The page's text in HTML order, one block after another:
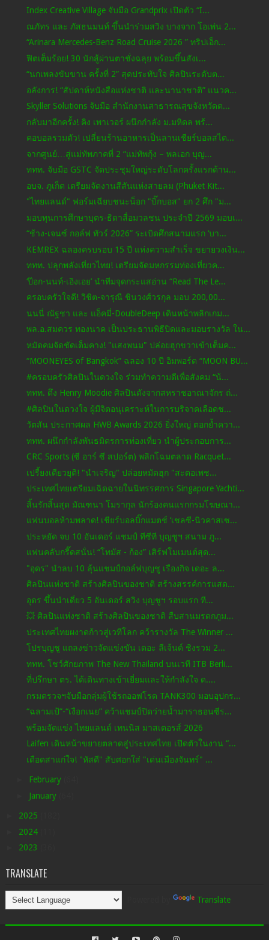
Index Creative Village จับมือ Grandprix เปิดตัว “I...
ณภัทร และ ภัสธนมนท์ ขึ้นนำร่วมสวิง บางจาก โอเพ่น 2...
“Arinara Mercedes-Benz Road Cruise 2026 ” ทริปเอ็ก...
ฟิตเต็มร้อย! 30 นักสู้ผ่านตาชั่งฉลุย พร้อมขึ้นสังเ...
“นกเพลงขับขาน ครั้งที่ 2” สุดประทับใจ ศิลปินระดับต...
อลังการ! “สัปดาห์หนังสือแห่งชาติ และนานาชาติ” แนวค...
Skyller Solutions จับมือ สำนักงานสาธารณสุขจังหวัดต...
กลับมาอีกครั้ง! คิง เพาเวอร์ ผนึกกำลัง ม.มหิดล พร้...
คอบอลรวมตัว! เปลี่ยนร้านอาหารเป็นลานเชียร์บอลสไต...
จากศูนย์…สู่แม่ทัพภาคที่ 2 “แม่ทัพกุ้ง – พลเอก บุญ...
ททท. จับมือ GSTC จัดประชุมใหญ่ระดับโลกครั้งแรกด้าน...
อบจ. ภูเก็ต เตรียมจัดงานสีสันแห่งสายลม (Phuket Kit...
"ไทยแลนด์" ฟอร์มเฉียบชนะน็อก "บิ๊กบอส" ยก 2 ศึก "ม...
มอบทุนการศึกษาบุตร-ธิดาสื่อมวลชน ประจำปี 2569 มอบเ...
“ช้าง-เจนซ์ กอล์ฟ ทัวร์ 2026” ระเบิดศึกสนามแรก ‘บา...
KEMREX ฉลองครบรอบ 15 ปี แห่งความสำเร็จ ขยายวงเงิน...
ททท. ปลุกพลังเที่ยวไทย! เตรียมจัดมหกรรมท่องเที่ยวค...
‘ป๊อก-นนท์-เอิงเอย’ นำทีมจุดกระแสอ่าน “Read The Le...
ครอบครัวใจดี! วิชิต-จารุณี ชินวงศ์วรกุล มอบ 200,00...
นนนี่ ณัฐชา และ แอ็คมี่-DoubleDeep เดินหน้าพลิกเกม...
พล.อ.สมควร ทองนาค เป็นประธานพิธีปิดและมอบรางวัล ใน...
หมัดคมจัดชัดเต็มคาง! "แสงพนม" ปล่อยฮุกขวาเข้าเต็มค...
“MOONEYES of Bangkok” ฉลอง 10 ปี อิมพอร์ต “MOON BU...
#ครอบครัวศิลปินในดวงใจ ร่วมทำความดีเพื่อสังคม “น้...
ททท. ดึง Henry Moodie ศิลปินดังจากสหราชอาณาจักร ถ่...
#ศิลปินในดวงใจ ผู้มีจิตอนุเคราะห์ในการบริจาคเลือดช...
วัตสัน ประกาศผล HWB Awards 2026 ยิ่งใหญ่ ตอกย้ำควา...
ททท. ผนึกกำลังพันธมิตรการท่องเที่ยว นำผู้ประกอบการ...
CRC Sports (ซี อาร์ ซี สปอร์ต) พลิกโฉมตลาด Racquet...
เปรี้ยงเดียวยุติ! "นําเจริญ" ปล่อยหมัดฮุก "สะตอเพช...
ประเทศไทยเตรียมเฉิดฉายในนิทรรศการ Singapore Yachti...
สิ้นรักสิ้นสุด มัณฑนา โมรากุล นักร้องคนแรกกรมโฆษณา...
แฟนบอลห้ามพลาด! เชียร์บอลบิ๊กแมตช์ ‘เชลซี-นิวคาสเซ...
ประหยัด จบ 10 อันเดอร์ แชมป์ ทีซีที บุญชูฯ สนาม ภู...
แฟนคลับกรี๊ดสนั่น! “โทมัส - ก้อง” เสิร์ฟโมเมนต์สุด...
"อุดร" นำลบ 10 ลุ้นแชมป์กอล์ฟบุญชู เรืองกิจ เดอะ ล...
ศิลปินแห่งชาติ สร้างศิลปินของชาติ สร้างสรรค์การแสด...
อุดร ขึ้นนำเดี่ยว 5 อันเดอร์ สวิง บุญชูฯ รอบแรก ที...
💥 ศิลปินแห่งชาติ สร้างศิลปินของชาติ สืบสานมรดกภูม...
ประเทศไทยผงาดก้าวสู่เวทีโลก คว้ารางวัล The Winner ...
โปรบุญชู แถลงข่าวจัดแข่งขัน เดอะ ลีเจ้นด์ ชิงรวม 2...
ททท. โชว์ศักยภาพ The New Thailand บนเวที ITB Berli...
ที่ปรึกษา ตร. ได้เดินทางเข้าเยี่ยมและให้กำลังใจ ด....
กรมตรวจฯจับมือกลุ่มผู้ใช้รถออฟโรด TANK300 มอบอุปกร...
“ฉลามเป้”-“เงือกเนย” คว้าแชมป์ปิดว่ายน้ำมาราธอนซีร...
พร้อมจัดแข่ง ไทยแลนด์ เทนนิส มาสเตอรส์ 2026
Laifen เดินหน้าขยายตลาดสู่ประเทศไทย เปิดตัวในงาน “...
เดือดสาแก่ใจ! "หัสดี" สับศอกใส่ "เด่นเมืองจันทร์" ...
February
January
2025
2024
2023
TRANSLATE
Translate